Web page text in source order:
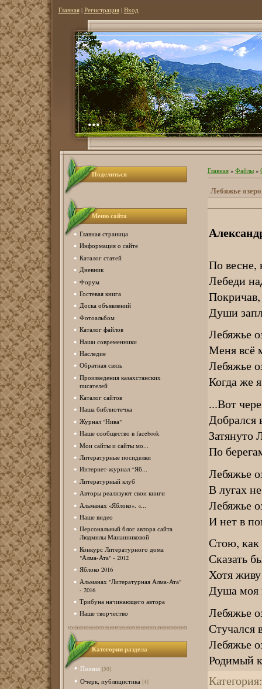
Главная| Регистрация| Вход
...
Поделиться
Меню сайта
Главная страница
Информация о сайте
Каталог статей
Дневник
Форум
Гостевая книга
Доска объявлений
Фотоальбом
Каталог файлов
Наши современники
Наследие
Обратная связь
Произведения казахстанских
писателей
Каталог сайтов
Наша библиотечка
Журнал "Нива"
Наше сообщество в facebook
Мои сайты и сайты мо...
Литературные посиделки
Интернет-журнал “Яб...
Литературный клуб
Авторы реализуют свои книги
Альманах «Яблоко». «...
Наше видео
Персональный блог автора сайта
Людмилы Мананниковой
Конкурс Литературного дома
"Алма-Ата" - 2012
Яблоко 2016
Альманах "Литературная Алма-Ата"
- 2016
Трибуна начинающего автора
Наше творчество
Категории раздела
Поэзия [50]
Очерк, публицистика [4]
Главная» Файлы»
Лебяжье озеро
По весне,
Лебеди
Покричав,
Души
Лебяжье
Меня всё
Лебяжье
Когда же
...Вот
Добрался
Затянуто
По
Лебяжье
В лугах
Лебяжье
И нет в
Стою, как
Сказать
Хотя
Душа моя
Лебяжье
Стучался
Лебяжье
Родимый
Категория: